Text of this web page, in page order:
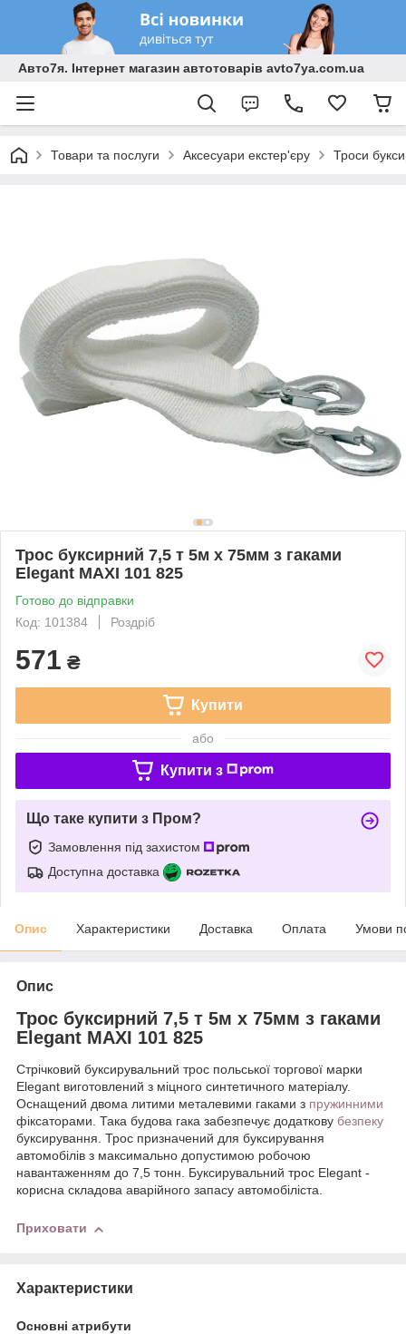
Авто7я. Інтернет магазин автотоварів avto7ya.com.ua
Товари та послуги Аксесуари екстер'єру Троси
Трос буксирний 7,5 т 5м х 75мм з гаками
Elegant MAXI 101 825
Готово до відправки
Код: 101384
Роздріб
571 ₴
Купити
або
Купити з
Що таке купити з Пром?
Замовлення під захистом
Доступна доставка
Опис Характеристики Доставка Оплата Умови
Опис
Трос буксирний 7,5 т 5м х 75мм з гаками
Elegant MAXI 101 825
Стрічковий буксирувальний трос польської торгової марки
Elegant виготовлений з міцного синтетичного матеріалу.
Оснащений двома литими металевими гаками з пружинними
фіксаторами. Така будова гака забезпечує додаткову безпеку
буксирування. Трос призначений для буксирування
автомобілів з максимально допустимою робочою
навантаженням до 7,5 тонн. Буксирувальний трос Elegant -
корисна складова аварійного запасу автомобіліста.
Приховати
Характеристики
Основні атрибути